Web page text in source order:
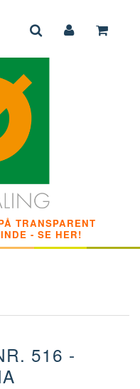
TRANSPARENT
- SE HER!
516 -